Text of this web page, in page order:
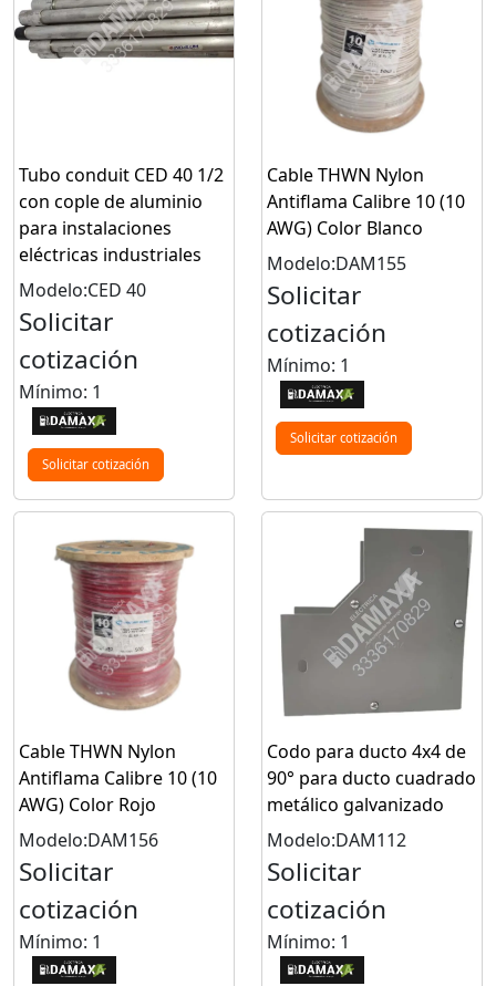
Tubo conduit CED 40 1/2
con cople de aluminio
para instalaciones
eléctricas industriales
Modelo:CED 40
Solicitar
cotización
Mínimo: 1
Solicitar cotización
Cable THWN Nylon
Antiflama Calibre 10 (10
AWG) Color Blanco
Modelo:DAM155
Solicitar
cotización
Mínimo: 1
Solicitar cotización
Cable THWN Nylon
Antiflama Calibre 10 (10
AWG) Color Rojo
Modelo:DAM156
Solicitar
cotización
Mínimo: 1
Codo para ducto 4x4 de
90° para ducto cuadrado
metálico galvanizado
Modelo:DAM112
Solicitar
cotización
Mínimo: 1